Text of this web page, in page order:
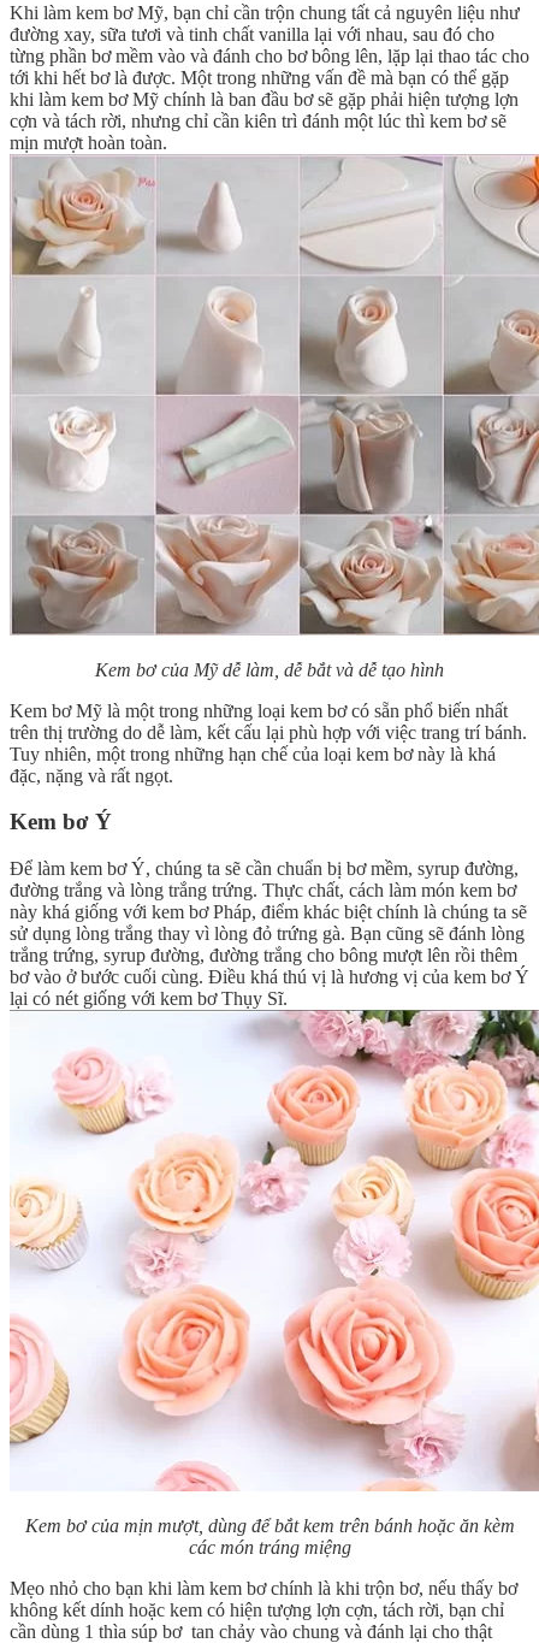
Khi làm kem bơ Mỹ, bạn chỉ cần trộn chung tất cả nguyên liệu như
đường xay, sữa tươi và tinh chất vanilla lại với nhau, sau đó cho
từng phần bơ mềm vào và đánh cho bơ bông lên, lặp lại thao tác cho
tới khi hết bơ là được. Một trong những vấn đề mà bạn có thể gặp
khi làm kem bơ Mỹ chính là ban đầu bơ sẽ gặp phải hiện tượng lợn
cợn và tách rời, nhưng chỉ cần kiên trì đánh một lúc thì kem bơ sẽ
mịn mượt hoàn toàn.
Kem bơ của Mỹ dễ làm, dễ bắt và dễ tạo hình
Kem bơ Mỹ là một trong những loại kem bơ có sẵn phổ biến nhất
trên thị trường do dễ làm, kết cấu lại phù hợp với việc trang trí bánh.
Tuy nhiên, một trong những hạn chế của loại kem bơ này là khá
đặc, nặng và rất ngọt.
Kem bơ Ý
Để làm kem bơ Ý, chúng ta sẽ cần chuẩn bị bơ mềm, syrup đường,
đường trắng và lòng trắng trứng. Thực chất, cách làm món kem bơ
này khá giống với kem bơ Pháp, điểm khác biệt chính là chúng ta sẽ
sử dụng lòng trắng thay vì lòng đỏ trứng gà. Bạn cũng sẽ đánh lòng
trắng trứng, syrup đường, đường trắng cho bông mượt lên rồi thêm
bơ vào ở bước cuối cùng. Điều khá thú vị là hương vị của kem bơ Ý
lại có nét giống với kem bơ Thụy Sĩ.
Kem bơ của mịn mượt, dùng để bắt kem trên bánh hoặc ăn kèm
các món tráng miệng
Mẹo nhỏ cho bạn khi làm kem bơ chính là khi trộn bơ, nếu thấy bơ
không kết dính hoặc kem có hiện tượng lợn cợn, tách rời, bạn chỉ
cần dùng 1 thìa súp bơ tan chảy vào chung và đánh lại cho thật